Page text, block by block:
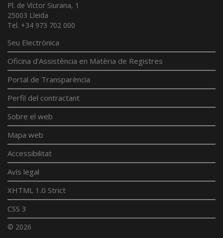
Pl. de Víctor Siurana, 1
25003 Lleida
Tel. +34 973 702 000
Seu Electrònica
Oficina d'Assistència en Matèria de Registres
Portal de Transparència
Perfil del contractant
Sobre el web
Mapa web
Accessibilitat
Avís legal
XHTML 1.0 Strict
CSS 3
© 2026